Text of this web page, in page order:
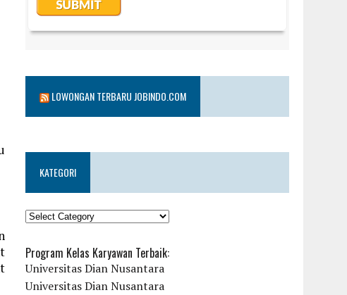
LOWONGAN TERBARU JOBINDO.COM
KATEGORI
KATEGORI
Program Kelas Karyawan Terbaik:
Universitas Dian Nusantara
Universitas Dian Nusantara